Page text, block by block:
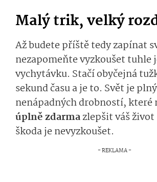
Malý trik, velký
Až budete příště tedy zapínat
nezapomeňte vyzkoušet tuhle
vychytávku. Stačí obyčejná
sekund času a je to. Svět je
nenápadných drobností, které
úplně zdarmazlepšit váš
škoda je nevyzkoušet.